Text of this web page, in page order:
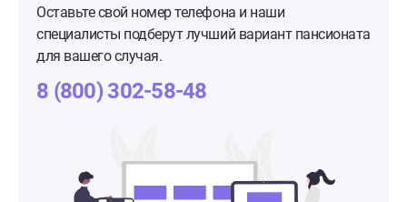
Оставьте свой номер телефона и наши
специалисты подберут лучший вариант пансионата
для вашего случая.
8 (800) 302-58-48